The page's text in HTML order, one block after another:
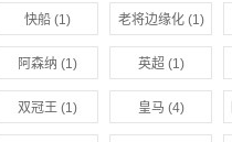
(1)
快船 (1) 老将边缘化(1)
阿森纳 (1) 英超 (1)
双冠王 (1) 皇马 (4)